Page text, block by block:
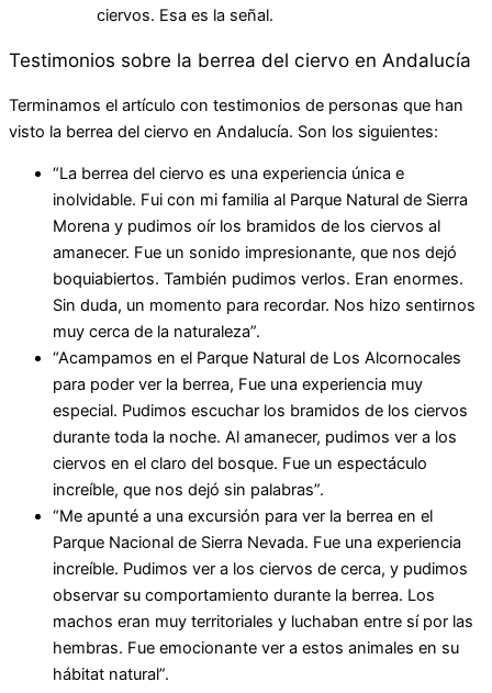
ciervos. Esa es la señal.
Testimonios sobre la berrea del ciervo en Andalucía
Terminamos el artículo con testimonios de personas que han
visto la berrea del ciervo en Andalucía. Son los siguientes:
“La berrea del ciervo es una experiencia única e
inolvidable. Fui con mi familia al Parque Natural de Sierra
Morena y pudimos oír los bramidos de los ciervos al
amanecer. Fue un sonido impresionante, que nos dejó
boquiabiertos. También pudimos verlos. Eran enormes.
Sin duda, un momento para recordar. Nos hizo sentirnos
muy cerca de la naturaleza”.
“Acampamos en el Parque Natural de Los Alcornocales
para poder ver la berrea, Fue una experiencia muy
especial. Pudimos escuchar los bramidos de los ciervos
durante toda la noche. Al amanecer, pudimos ver a los
ciervos en el claro del bosque. Fue un espectáculo
increíble, que nos dejó sin palabras”.
“Me apunté a una excursión para ver la berrea en el
Parque Nacional de Sierra Nevada. Fue una experiencia
increíble. Pudimos ver a los ciervos de cerca, y pudimos
observar su comportamiento durante la berrea. Los
machos eran muy territoriales y luchaban entre sí por las
hembras. Fue emocionante ver a estos animales en su
hábitat natural”.